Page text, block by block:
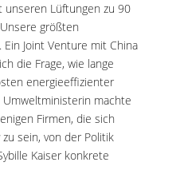
unseren Lüftungen zu 90
größten
Joint Venture mit China
die Frage, wie lange
energieeffizienter
machte
Firmen, die sich
sein, von der Politik
Kaiser konkrete